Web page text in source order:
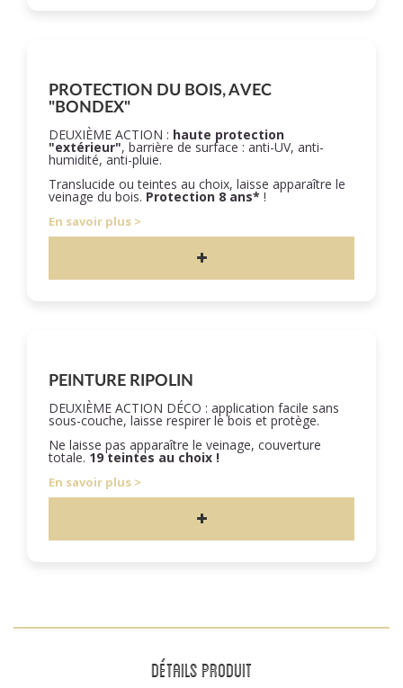
PROTECTION DU BOIS, AVEC
"BONDEX"
DEUXIÈME ACTION : haute protection
"extérieur", barrière de surface : anti-UV, anti-
humidité, anti-pluie.
Translucide ou teintes au choix, laisse apparaître le
veinage du bois. Protection 8 ans* !
En savoir plus
PEINTURE RIPOLIN
DEUXIÈME ACTION DÉCO : application facile sans
sous-couche, laisse respirer le bois et protège.
Ne laisse pas apparaître le veinage, couverture
totale. 19 teintes au choix !
En savoir plus
DÉTAILS PRODUIT